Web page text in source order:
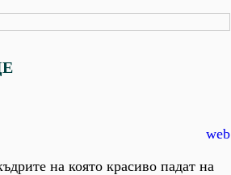
web
на която красиво падат на